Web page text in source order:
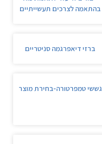
בהתאמה לצרכים תעשייתיים
ברזי דיאפרגמה סניטריים
גששי טמפרטורה-בחירת מוצר